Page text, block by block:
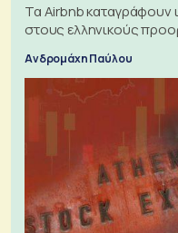
Τα Airbnb καταγράφουν
στους ελληνικούς
Ανδρομάχη Παύλου